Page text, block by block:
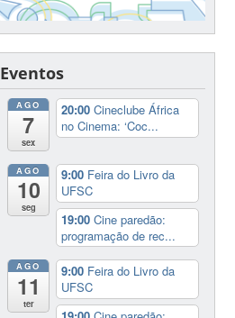
Eventos
AGO
7
sex
20:00Cineclube África
no Cinema: ‘Coc...
AGO
10
seg
9:00 Feira do Livro da
UFSC
19:00Cine paredão:
programação de rec...
AGO
11
ter
9:00 Feira do Livro da
UFSC